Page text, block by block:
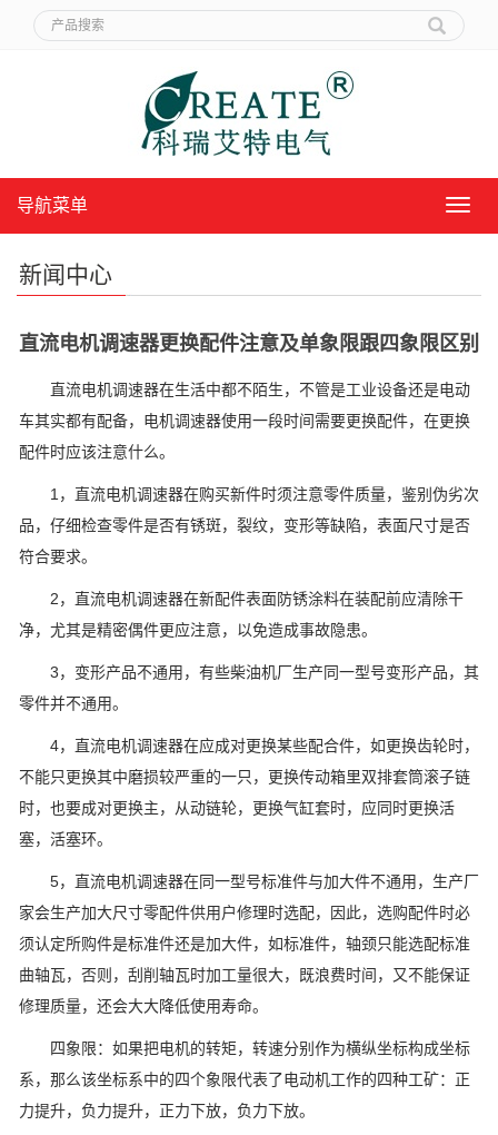
导
导航菜单
新闻中心
直流电机调速器更换配件注意及单象限跟四象限区别
直流电机调速器在生活中都不陌生，不管是工业设备还是电动
车其实都有配备，电机调速器使用一段时间需要更换配件，在更换
配件时应该注意什么。
1，直流电机调速器在购买新件时须注意零件质量，鉴别伪劣次
品，仔细检查零件是否有锈斑，裂纹，变形等缺陷，表面尺寸是否
符合要求。
2，直流电机调速器在新配件表面防锈涂料在装配前应清除干
净，尤其是精密偶件更应注意，以免造成事故隐患。
3，变形产品不通用，有些柴油机厂生产同一型号变形产品，其
零件并不通用。
4，直流电机调速器在应成对更换某些配合件，如更换齿轮时，
不能只更换其中磨损较严重的一只，更换传动箱里双排套筒滚子链
时，也要成对更换主，从动链轮，更换气缸套时，应同时更换活
塞，活塞环。
5，直流电机调速器在同一型号标准件与加大件不通用，生产厂
家会生产加大尺寸零配件供用户修理时选配，因此，选购配件时必
须认定所购件是标准件还是加大件，如标准件，轴颈只能选配标准
曲轴瓦，否则，刮削轴瓦时加工量很大，既浪费时间，又不能保证
修理质量，还会大大降低使用寿命。
四象限：如果把电机的转矩，转速分别作为横纵坐标构成坐标
系，那么该坐标系中的四个象限代表了电动机工作的四种工矿：正
力提升，负力提升，正力下放，负力下放。